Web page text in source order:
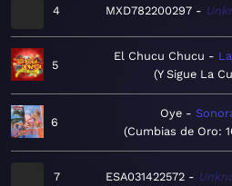
4 MXD782200297
5
El Chucu Chucu
Y Sigue La
6
Oye
Cumbias de Oro:
7 ESA031422572